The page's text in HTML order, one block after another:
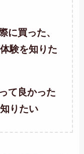
買った、
験を知りた
て良かった
りたい